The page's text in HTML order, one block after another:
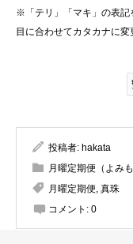
※「テリ」「マキ」の表
目に合わせてカタカナに変
投稿者: hakata
月曜定期便（よみも
月曜定期便, 真珠
コメント: 0